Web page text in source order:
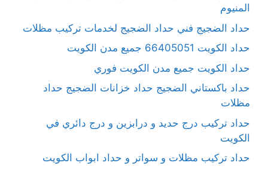
المنيوم
حداد الضجيج فني حداد الضجيج لخدمات تركيب مظلات
حداد الكويت 66405051 جميع مدن الكويت
حداد الكويت جميع مدن الكويت فوري
حداد باكستاني الضجيج حداد خزانات الضجيج حداد
مظلات
حداد تركيب درج حديد و درابزين و درج دائري في
الكويت
حداد تركيب مظلات و سواتر و حداد ابواب الكويت